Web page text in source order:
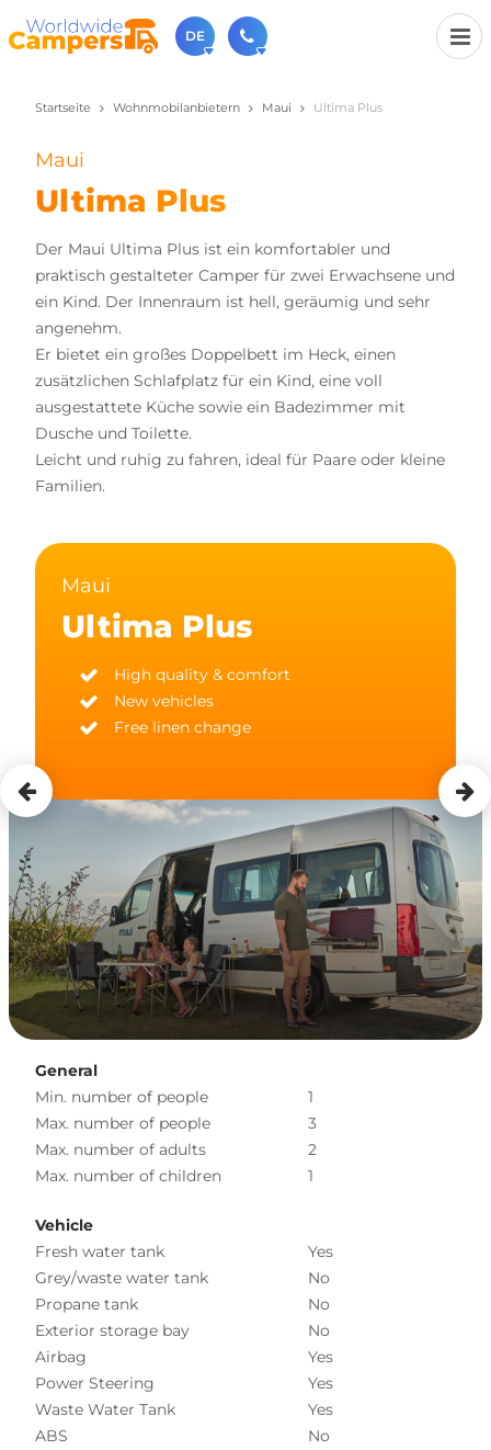
DE
+31 030-6974964
sales@worldwidecampers.com
Sie können uns auch eine E-Mail senden.
Startseite Wohnmobilanbietern Maui Ultima Plus
Maui
Ultima Plus
Der Maui Ultima Plus ist ein komfortabler und
praktisch gestalteter Camper für zwei Erwachsene und
ein Kind. Der Innenraum ist hell, geräumig und sehr
angenehm.
Er bietet ein großes Doppelbett im Heck, einen
zusätzlichen Schlafplatz für ein Kind, eine voll
ausgestattete Küche sowie ein Badezimmer mit
Dusche und Toilette.
Leicht und ruhig zu fahren, ideal für Paare oder kleine
Familien.
Maui
Ultima Plus
High quality & comfort
New vehicles
Free linen change
General
Min. number of people
1
Max. number of people
3
Max. number of adults
2
Max. number of children
1
Vehicle
Fresh water tank
Yes
Grey/waste water tank
No
Propane tank
No
Exterior storage bay
No
Airbag
Yes
Power Steering
Yes
Waste Water Tank
Yes
ABS
No